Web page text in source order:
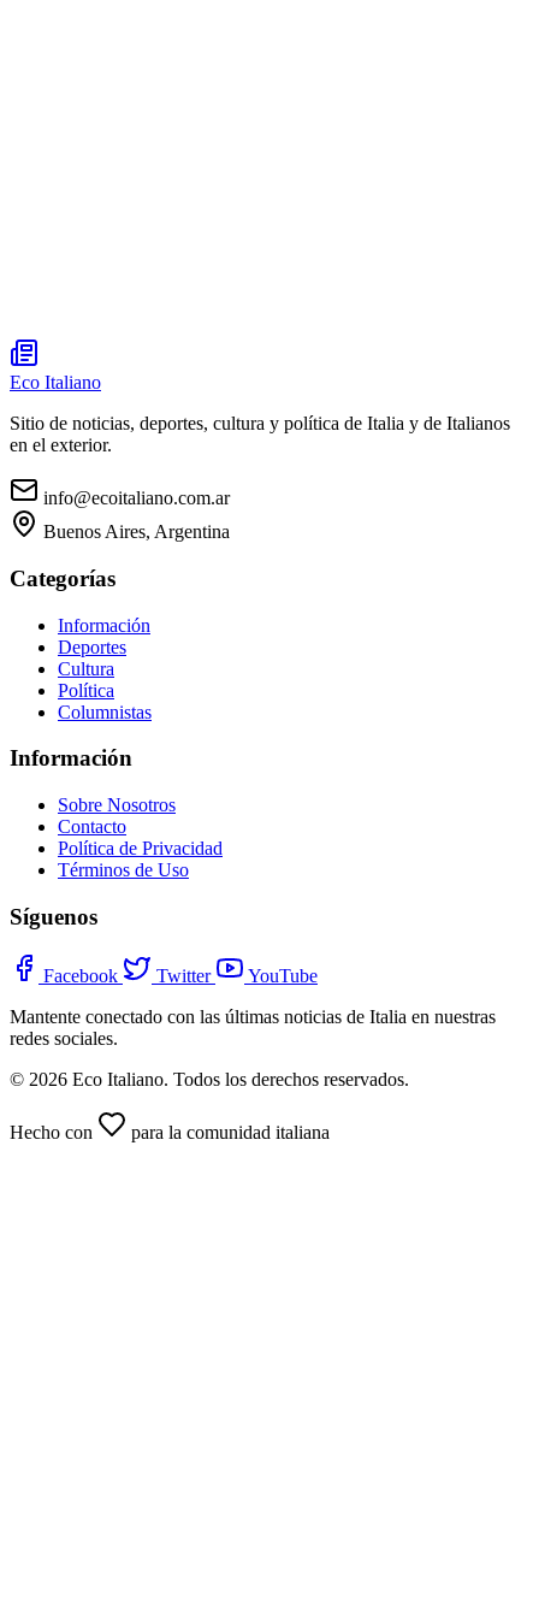
Eco Italiano
Sitio de noticias, deportes, cultura y política de Italia y de Italianos
en el exterior.
info@ecoitaliano.com.ar
Buenos Aires, Argentina
Categorías
Información
Deportes
Cultura
Política
Columnistas
Información
Sobre Nosotros
Contacto
Política de Privacidad
Términos de Uso
Síguenos
Facebook Twitter
YouTube
Mantente conectado con las últimas noticias de Italia en nuestras
redes sociales.
© 2026 Eco Italiano. Todos los derechos reservados.
Hecho con para la comunidad italiana